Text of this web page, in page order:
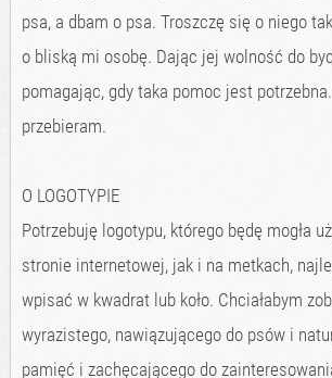
psa, a dbam o psa. Troszczę się o niego
o bliską mi osobę. Dając jej wolność do
pomagając, gdy taka pomoc jest
przebieram.
O LOGOTYPIE
Potrzebuję logotypu, którego będę mogła
stronie internetowej, jak i na metkach,
wpisać w kwadrat lub koło. Chciałabym
wyrazistego, nawiązującego do psów i
pamięć i zachęcającego do